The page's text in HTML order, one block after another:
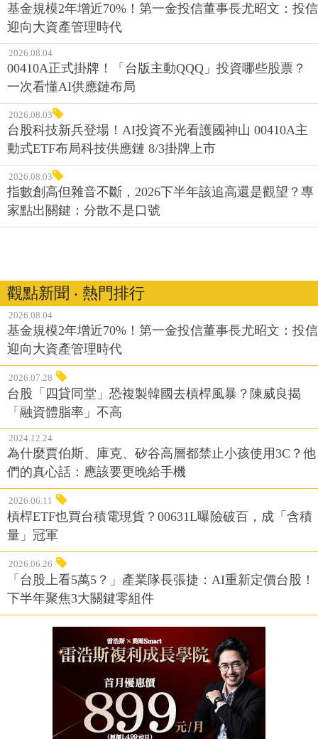
基金規模2年增近70%！第一金投信董事長尤昭文：投信
迎向大資產管理時代
2026.08.04
00410A正式掛牌！「台版主動QQQ」投資哪些股票？
一次看懂AI供應鏈布局
2026.08.03
台股科技新兵登場！AI投資不光看護國神山 00410A主
動式ETF布局科技供應鏈 8/3掛牌上市
2026.08.03
指數創高但雜音不斷，2026下半年該追高還是觀望？專
家點出關鍵：分散不是口號
觀點新聞 ‧ 熱門排行
2026.08.04
基金規模2年增近70%！第一金投信董事長尤昭文：投信
迎向大資產管理時代
2026.07.28
台股「四貸同堂」恐複製韓國去槓桿風暴？陳威良揭
「融資體脂率」不高
2024.12.24
為什麼賈伯斯、庫克、矽谷高層都禁止小孩使用3C？他
們的真心話：應該要更晚給手機
2026.06.11
槓桿ETF也買台積電現貨？00631L曝險破百，成「含積
量」冠軍
2026.06.26
「台股上看5萬5？」產業隊長張捷：AI重新定價台股！
下半年聚焦3大關鍵零組件